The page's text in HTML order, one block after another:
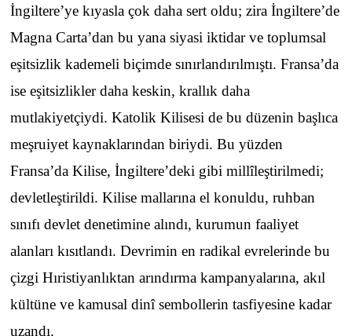
İngiltere’ye kıyasla çok daha sert oldu; zira İngiltere’de
Magna Carta’dan bu yana siyasi iktidar ve toplumsal
eşitsizlik kademeli biçimde sınırlandırılmıştı. Fransa’da
ise eşitsizlikler daha keskin, krallık daha
mutlakiyetçiydi. Katolik Kilisesi de bu düzenin başlıca
meşruiyet kaynaklarından biriydi. Bu yüzden
Fransa’da Kilise, İngiltere’deki gibi millîleştirilmedi;
devletleştirildi. Kilise mallarına el konuldu, ruhban
sınıfı devlet denetimine alındı, kurumun faaliyet
alanları kısıtlandı. Devrimin en radikal evrelerinde bu
çizgi Hıristiyanlıktan arındırma kampanyalarına, akıl
kültüne ve kamusal dinî sembollerin tasfiyesine kadar
uzandı.